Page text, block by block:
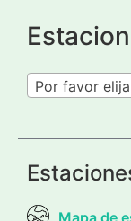
Por favor